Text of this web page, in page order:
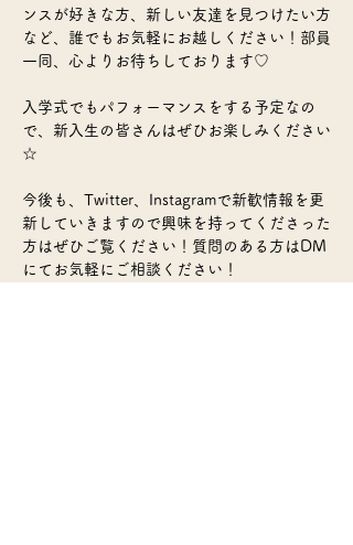
ンスが好きな方、新しい友達を見つけたい方
など、誰でもお気軽にお越しください！部員
一同、心よりお待ちしております♡
入学式でもパフォーマンスをする予定なの
で、新入生の皆さんはぜひお楽しみください
☆
今後も、Twitter、Instagramで新歓情報を更
新していきますので興味を持ってくださった
方はぜひご覧ください！質問のある方はDM
にてお気軽にご相談ください！